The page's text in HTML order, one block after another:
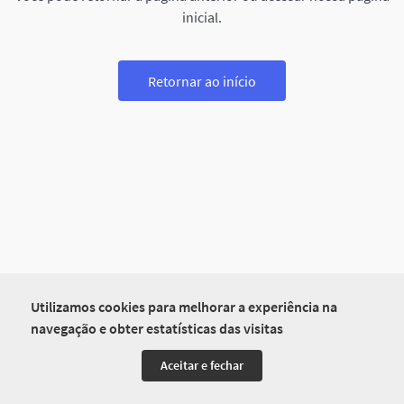
Utilizamos cookies para melhorar a experiência na
navegação e obter estatísticas das visitas
Aceitar e fechar
inicial.
Retornar ao início